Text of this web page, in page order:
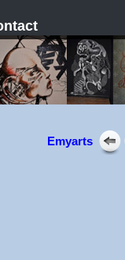
Emyarts